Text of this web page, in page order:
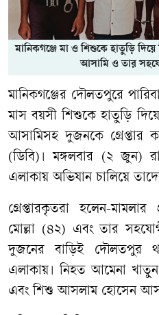
মানিকগঞ্জে মা ও শিশুকে হাতুড়ি দিয়ে
আসামি ও তার
মানিকগঞ্জের দৌলতপুরে
মাস বয়সী শিশুকে হাতুড়ি
আসামিসহ দুজনকে গ্রেপ্তার
(ডিবি)। মঙ্গলবার (২ জুন)
এলাকায় অভিযান চালিয়ে
গ্রেপ্তারকৃতরা হলেন-
মোল্লা (৪২) এবং তার
দুজনের বাড়িই দৌলতপুর
এলাকায়। নিহত আমেনা
এবং শিশু আসলাম হোসেন